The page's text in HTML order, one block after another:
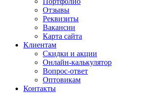
Отзывы
Реквизиты
Вакансии
Карта сайта
Клиентам
Скидки и акции
Онлайн-калькулятор
Вопрос-ответ
Оптовикам
Контакты